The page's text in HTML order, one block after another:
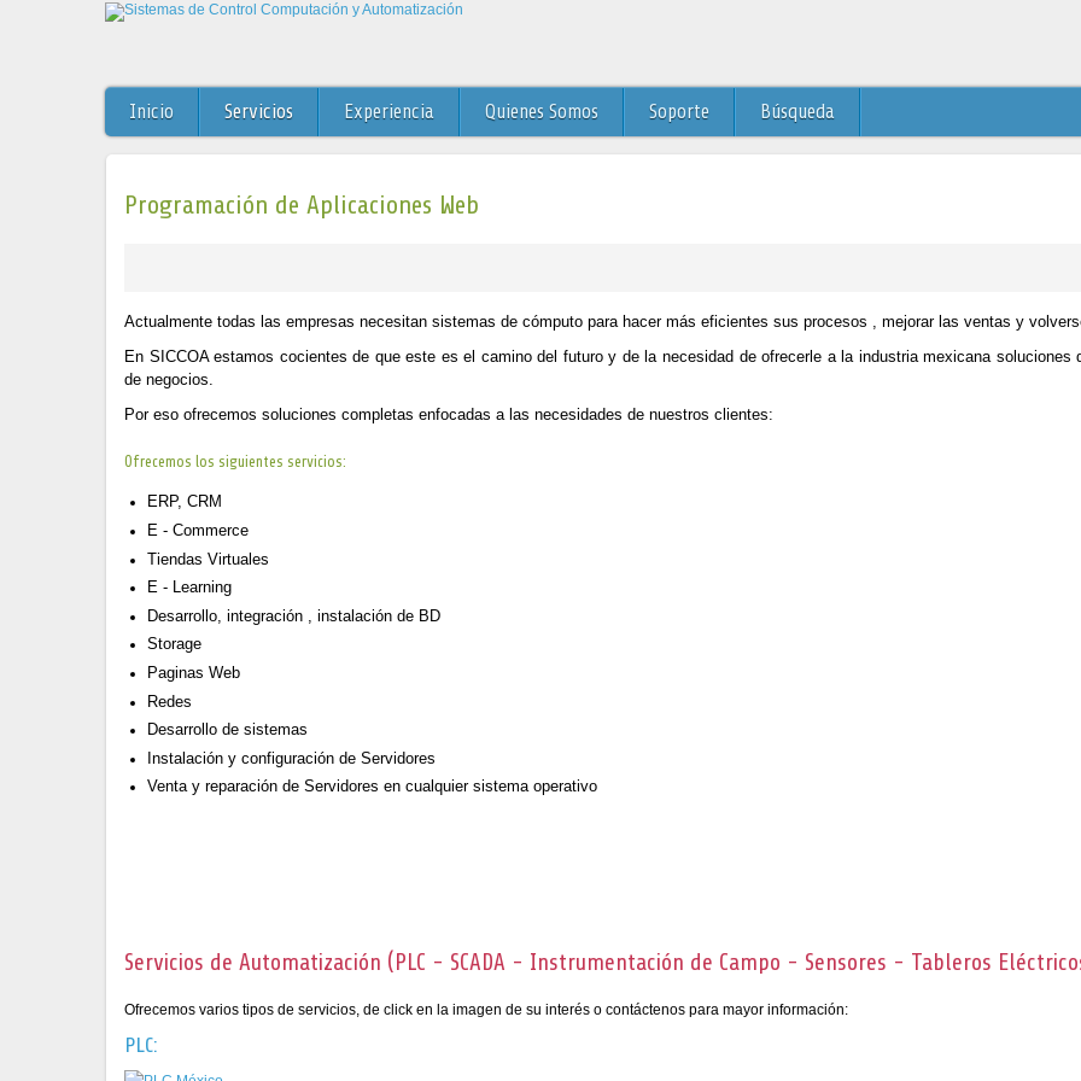
Inicio Servicios Experiencia Quienes Somos Soporte Búsqueda
Programación de Aplicaciones Web
Actualmente todas las empresas necesitan sistemas de cómputo para hacer más eficientes sus procesos , mejorar las ventas y
En SICCOA estamos cocientes de que este es el camino del futuro y de la necesidad de ofrecerle a la industria mexicana
de negocios.
Por eso ofrecemos soluciones completas enfocadas a las necesidades de nuestros clientes:
Ofrecemos los siguientes servicios:
ERP, CRM
E - Commerce
Tiendas Virtuales
E - Learning
Desarrollo, integración , instalación de BD
Storage
Paginas Web
Redes
Desarrollo de sistemas
Instalación y configuración de Servidores
Venta y reparación de Servidores en cualquier sistema operativo
Servicios de Automatización (PLC - SCADA - Instrumentación de Campo - Sensores - Tableros
Ofrecemos varios tipos de servicios, de click en la imagen de su interés o contáctenos para mayor información:
PLC: